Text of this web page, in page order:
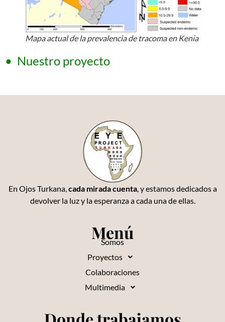
Mapa actual de la prevalencia de tracoma en Kenia
• Nuestro proyecto
En Ojos Turkana,cada mirada cuenta, y estamos dedicados a
devolver la luz y la esperanza a cada una de ellas.
Menú
Somos
Proyectos
Colaboraciones
Multimedia